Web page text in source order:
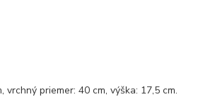
vrchný priemer: 40 cm, výška: 17,5 cm.